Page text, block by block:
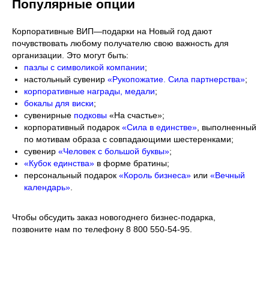
Популярные опции
Корпоративные ВИП—подарки на Новый год дают
почувствовать любому получателю свою важность для
организации. Это могут быть:
пазлы с символикой компании;
настольный сувенир «Рукопожатие. Сила партнерства»;
корпоративные награды, медали;
бокалы для виски;
сувенирные подковы «На счастье»;
корпоративный подарок «Сила в единстве» , выполненный
по мотивам образа с совпадающими шестеренками;
сувенир «Человек с большой буквы»;
«Кубок единства» в форме братины;
персональный подарок «Король бизнеса» или «Вечный
календарь»
Чтобы обсудить заказ новогоднего бизнес-подарка,
позвоните нам по телефону 8 800 550-54-95.